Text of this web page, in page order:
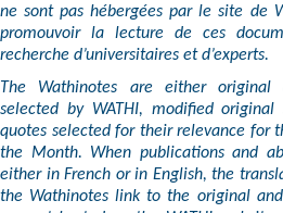
ne sont pas hébergées par le site de
promouvoir la lecture de ces
recherche d’universitaires et d’experts.
The Wathinotes are either original
selected by WATHI, modified
quotes selected for their relevance for
the Month. When publications and
either in French or in English, the
the Wathinotes link to the original